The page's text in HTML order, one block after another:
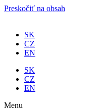
Preskočiť na obsah
SK
CZ
EN
SK
CZ
EN
Menu